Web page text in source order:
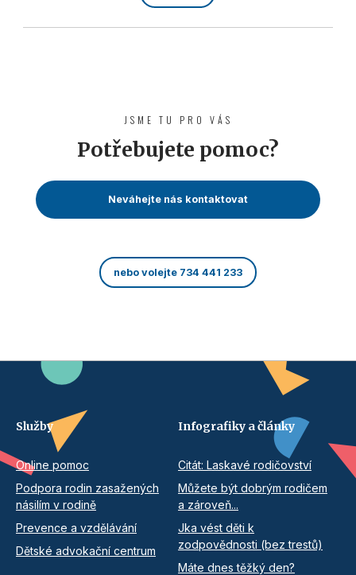
JSME TU PRO VÁS
Potřebujete pomoc?
Neváhejte nás kontaktovat
nebo volejte 734 441 233
Služby
Online pomoc
Podpora rodin zasažených
násilím v rodině
Prevence a vzdělávání
Dětské advokační centrum
Infografiky a články
Citát: Laskavé rodičovství
Můžete být dobrým rodičem
a zároveň...
Jka vést děti k
zodpovědnosti (bez trestů)
Máte dnes těžký den?